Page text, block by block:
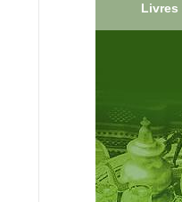
Livres